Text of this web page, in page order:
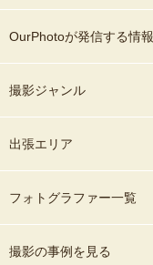
OurPhotoが発信する情
撮影ジャンル
出張エリア
フォトグラファー一覧
撮影の事例を見る